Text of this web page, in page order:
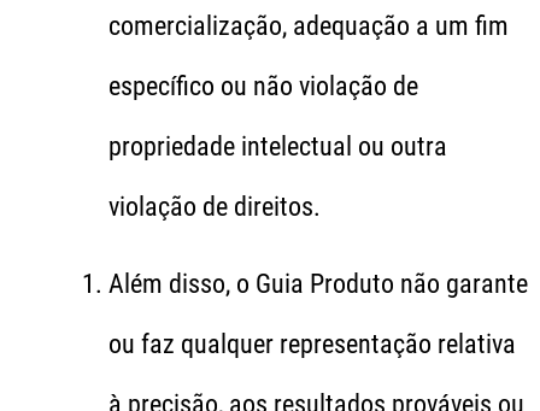
comercialização, adequação a um fim
específico ou não violação de
propriedade intelectual ou outra
violação de direitos.
Além disso, o Guia Produto não garante
ou faz qualquer representação relativa
à precisão, aos resultados prováveis ou